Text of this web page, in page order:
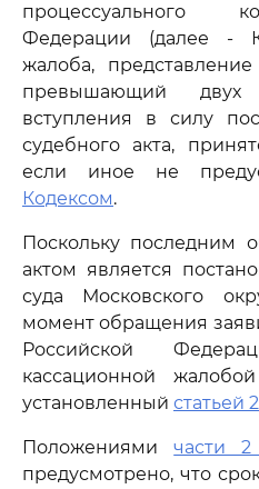
процессуального
Федерации (далее -
жалоба,
превышающий
вступления в силу
судебного акта,
если иное не
Кодексом.
Поскольку последним
актом является
суда Московского
момент обращения
Российской
кассационной
установленный статьей
Положениямичасти 2
предусмотрено, что